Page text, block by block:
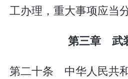
工办理，重大事项应当
第三章 武
第二十条 中华人民共